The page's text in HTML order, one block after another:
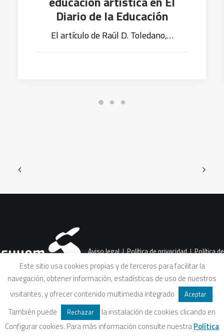
Diario de la Educación
El artículo de Raúl D. Toledano,…
Aviso legal|Política de privacidad|Política de
Este sitio usa cookies propias y de terceros para facilitar la
navegación, obtener información, estadísticas de uso de nuestros
visitantes, y ofrecer contenido multimedia integrado
Aceptar
.
También puede
Rechazar
la instalación de cookies clicando en
Configurar cookies. Para más información consulte nuestraPolítica